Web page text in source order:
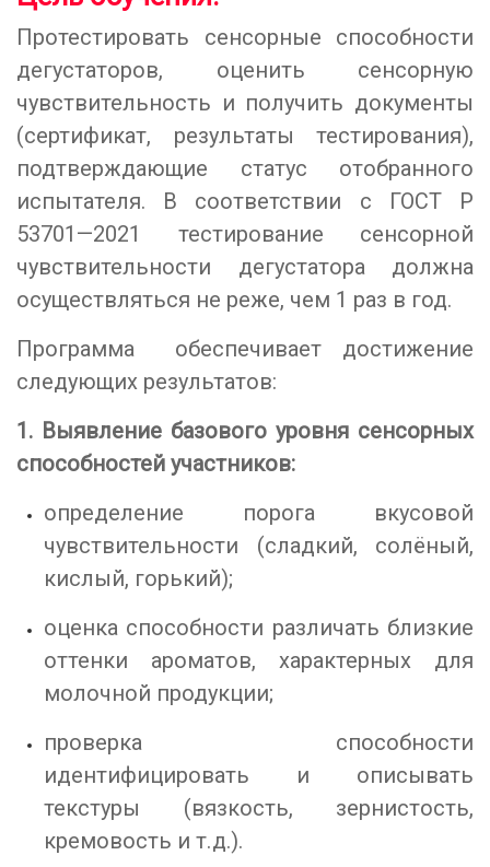
Протестировать сенсорные способности
дегустаторов, оценить сенсорную
чувствительность и получить документы
(сертификат, результаты тестирования),
подтверждающие статус отобранного
испытателя. В соответствии с ГОСТ Р
53701—2021 тестирование сенсорной
чувствительности дегустатора должна
осуществляться не реже, чем 1 раз в год.
Программа обеспечивает достижение
следующих результатов:
1. Выявление базового уровня сенсорных
способностей участников:
определение порога вкусовой
чувствительности (сладкий, солёный,
кислый, горький);
оценка способности различать близкие
оттенки ароматов, характерных для
молочной продукции;
проверка способности
идентифицировать и описывать
текстуры (вязкость, зернистость,
кремовость и т. д.).